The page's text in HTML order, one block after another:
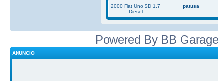
2000 Fiat Uno SD 1.7
Diesel
patusa
Powered By BB
ANUNCIO